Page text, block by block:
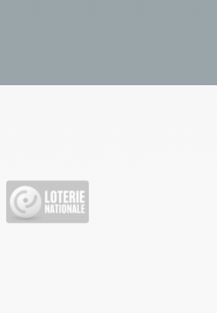
BY 3.0. Data by OpenStreetMap, under